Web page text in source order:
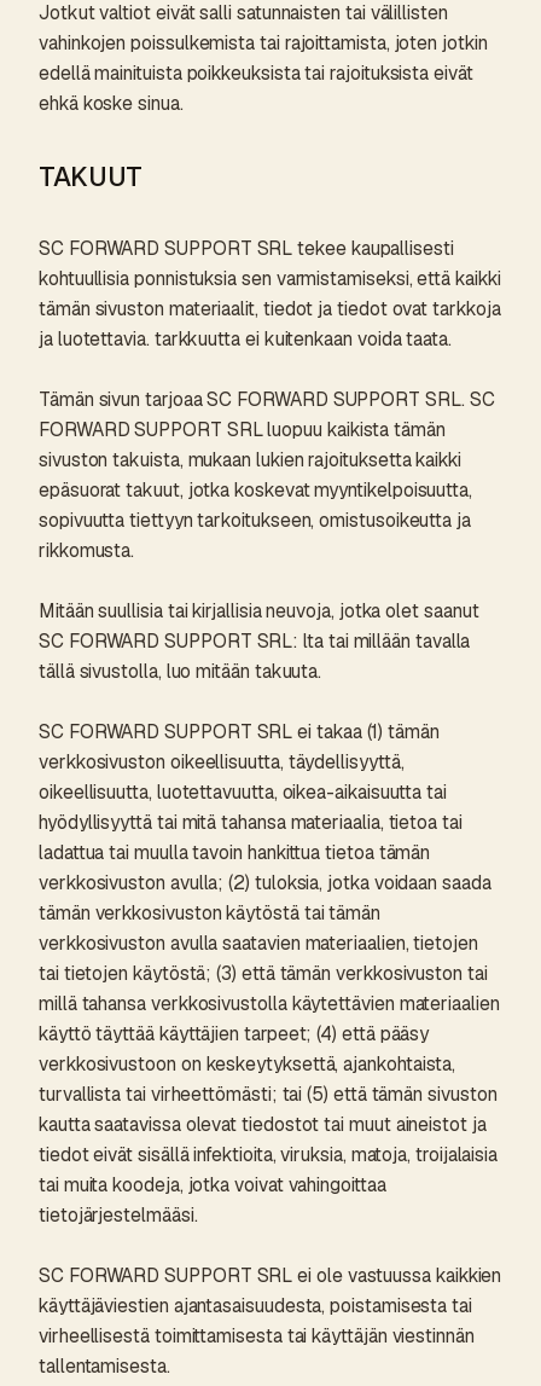
Jotkut valtiot eivät salli satunnaisten tai välillisten
vahinkojen poissulkemista tai rajoittamista, joten jotkin
edellä mainituista poikkeuksista tai rajoituksista eivät
ehkä koske sinua.
TAKUUT
SC FORWARD SUPPORT SRL tekee kaupallisesti
kohtuullisia ponnistuksia sen varmistamiseksi, että kaikki
tämän sivuston materiaalit, tiedot ja tiedot ovat tarkkoja
ja luotettavia. tarkkuutta ei kuitenkaan voida taata.
Tämän sivun tarjoaa SC FORWARD SUPPORT SRL. SC
FORWARD SUPPORT SRL luopuu kaikista tämän
sivuston takuista, mukaan lukien rajoituksetta kaikki
epäsuorat takuut, jotka koskevat myyntikelpoisuutta,
sopivuutta tiettyyn tarkoitukseen, omistusoikeutta ja
rikkomusta.
Mitään suullisia tai kirjallisia neuvoja, jotka olet saanut
SC FORWARD SUPPORT SRL: lta tai millään tavalla
tällä sivustolla, luo mitään takuuta.
SC FORWARD SUPPORT SRL ei takaa (1) tämän
verkkosivuston oikeellisuutta, täydellisyyttä,
oikeellisuutta, luotettavuutta, oikea-aikaisuutta tai
hyödyllisyyttä tai mitä tahansa materiaalia, tietoa tai
ladattua tai muulla tavoin hankittua tietoa tämän
verkkosivuston avulla; (2) tuloksia, jotka voidaan saada
tämän verkkosivuston käytöstä tai tämän
verkkosivuston avulla saatavien materiaalien, tietojen
tai tietojen käytöstä; (3) että tämän verkkosivuston tai
millä tahansa verkkosivustolla käytettävien materiaalien
käyttö täyttää käyttäjien tarpeet; (4) että pääsy
verkkosivustoon on keskeytyksettä, ajankohtaista,
turvallista tai virheettömästi; tai (5) että tämän sivuston
kautta saatavissa olevat tiedostot tai muut aineistot ja
tiedot eivät sisällä infektioita, viruksia, matoja, troijalaisia ​​
tai muita koodeja, jotka voivat vahingoittaa
tietojärjestelmääsi.
SC FORWARD SUPPORT SRL ei ole vastuussa kaikkien
käyttäjäviestien ajantasaisuudesta, poistamisesta tai
virheellisestä toimittamisesta tai käyttäjän viestinnän
tallentamisesta.